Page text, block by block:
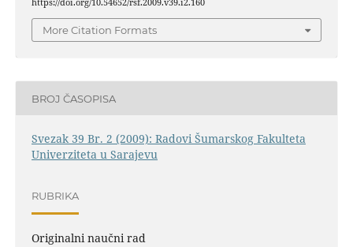
More Citation Formats
BROJ ČASOPISA
Svezak 39 Br. 2 (2009): Radovi Šumarskog Fakulteta
Univerziteta u Sarajevu
RUBRIKA
Originalni naučni rad